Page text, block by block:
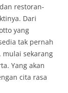
restoran-
Dari
yang
tak pernah
mulai sekarang
Yang akan
cita rasa